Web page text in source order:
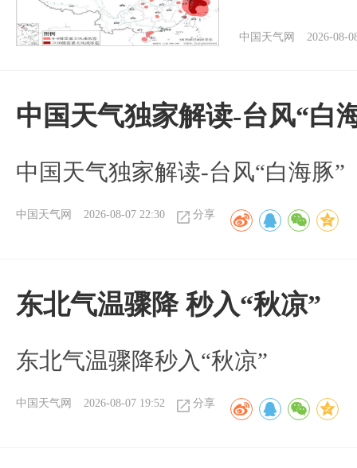
中国天气网 2026-08-
中国天气独家解读-台风“白
中国天气独家解读-台风“白海豚”
中国天气网 2026-08-07 22:30 分享
东北气温骤降 秒入“秋凉”
东北气温骤降秒入“秋凉”
中国天气网 2026-08-07 19:52 分享